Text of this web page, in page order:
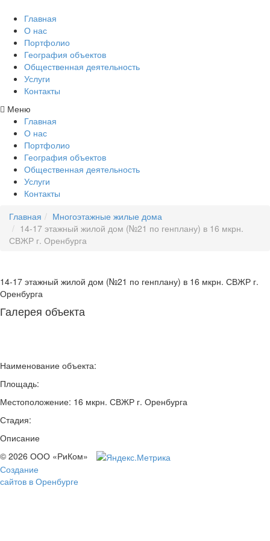
Главная
О нас
Портфолио
География объектов
Общественная деятельность
Услуги
Контакты
Меню
Главная
О нас
Портфолио
География объектов
Общественная деятельность
Услуги
Контакты
Главная
Многоэтажные жилые дома
14-17 этажный жилой дом (№21 по генплану) в 16 мкрн.
СВЖР г. Оренбурга
14-17 этажный жилой дом (№21 по генплану) в 16 мкрн. СВЖР г.
Оренбурга
Галерея объекта
Наименование объекта:
Площадь:
Местоположение: 16 мкрн. СВЖР г. Оренбурга
Стадия:
Описание
© 2026 ООО «РиКом»
Создание
сайтов в Оренбурге